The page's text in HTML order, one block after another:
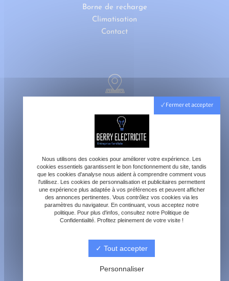
Borne de recharge
Climatisation
Contact
contact@berry-electricite.fr
06 70 40 09 29
Fermer et accepter
Nous utilisons des cookies pour améliorer votre expérience. Les
cookies essentiels garantissent le bon fonctionnement du site, tandis
que les cookies d'analyse nous aident à comprendre comment vous
l'utilisez. Les cookies de personnalisation et publicitaires permettent
une expérience plus adaptée à vos préférences et peuvent afficher
des annonces pertinentes. Vous contrôlez vos cookies via les
paramètres du navigateur. En continuant, vous acceptez notre
politique. Pour plus d'infos, consultez notre Politique de
Confidentialité. Profitez pleinement de votre visite !
Tout accepter
Personnaliser